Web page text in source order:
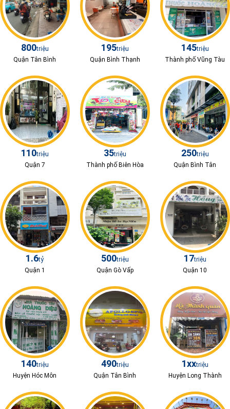
800triệu
Quận Tân Bình
195triệu
Quận Bình Thạnh
145triệu
Thành phố Vũng Tàu
110triệu
Quận 7
35triệu
Thành phố Biên Hòa
250triệu
Quận Bình Tân
1.6tỷ
Quận 1
500triệu
Quận Gò Vấp
17triệu
Quận 10
140triệu
Huyện Hóc Môn
490triệu
Quận Tân Bình
1xxtriệu
Huyện Long Thành